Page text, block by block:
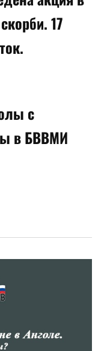
17
с
в БВВМИ